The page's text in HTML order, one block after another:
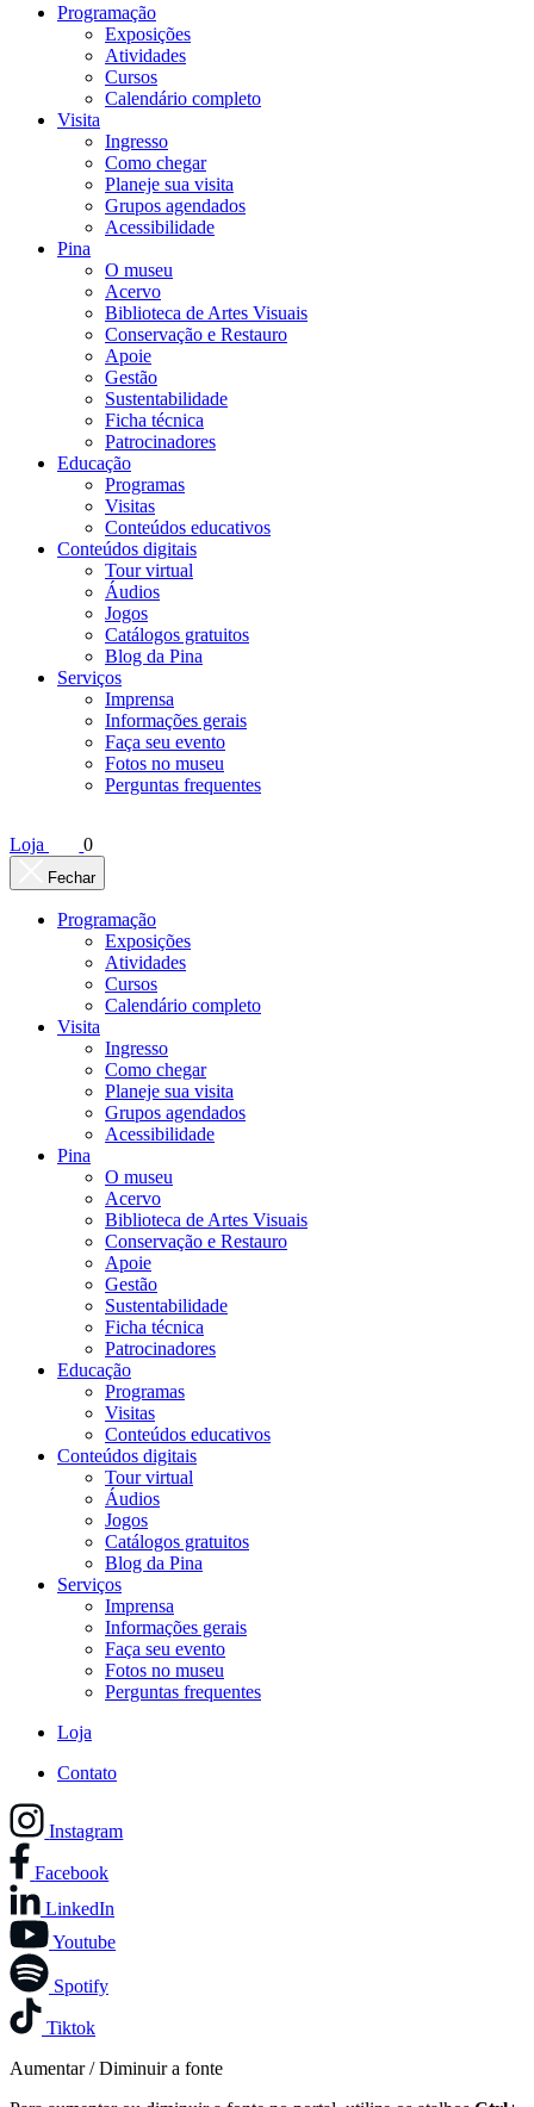
Programação
Exposições
Atividades
Cursos
Calendário completo
Visita
Ingresso
Como chegar
Planeje sua visita
Grupos agendados
Acessibilidade
Pina
O museu
Acervo
Biblioteca de Artes Visuais
Conservação e Restauro
Apoie
Gestão
Sustentabilidade
Ficha técnica
Patrocinadores
Educação
Programas
Visitas
Conteúdos educativos​
Conteúdos digitais
Tour virtual
Áudios
Jogos
Catálogos gratuitos
Blog da Pina
Serviços
Imprensa
Informações gerais
Faça seu evento
Fotos no museu
Perguntas frequentes
Loja 0
Fechar
Programação
Exposições
Atividades
Cursos
Calendário completo
Visita
Ingresso
Como chegar
Planeje sua visita
Grupos agendados
Acessibilidade
Pina
O museu
Acervo
Biblioteca de Artes Visuais
Conservação e Restauro
Apoie
Gestão
Sustentabilidade
Ficha técnica
Patrocinadores
Educação
Programas
Visitas
Conteúdos educativos​
Conteúdos digitais
Tour virtual
Áudios
Jogos
Catálogos gratuitos
Blog da Pina
Serviços
Imprensa
Informações gerais
Faça seu evento
Fotos no museu
Perguntas frequentes
Loja
Contato
Instagram
Facebook
LinkedIn
Youtube
Spotify
Tiktok
Aumentar / Diminuir a fonte